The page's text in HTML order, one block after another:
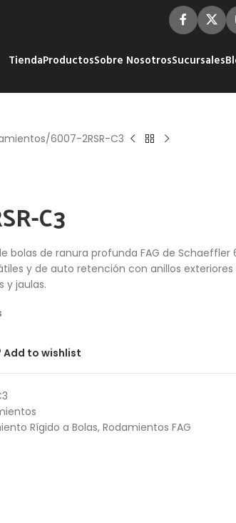
TiendaProductosSobre NosotrosSucursales
6007-2RSR-C3
C3
bolas de ranura profunda FAG de Schaeffler
y de auto retención con anillos exteriores
y jaulas.
Add to wishlist
Rígido a Bolas, Rodamientos FAG